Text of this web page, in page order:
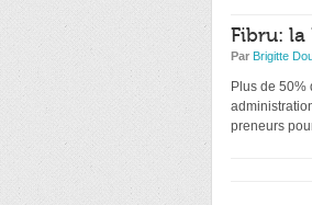
Fibru: la
Par Brigitte
Plus de 50%
preneurs